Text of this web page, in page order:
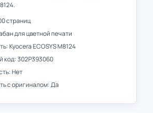
страниц
для цветной печати
Kyocera ECOSYS M8124
код: 302P393060
Нет
с оригиналом: Да